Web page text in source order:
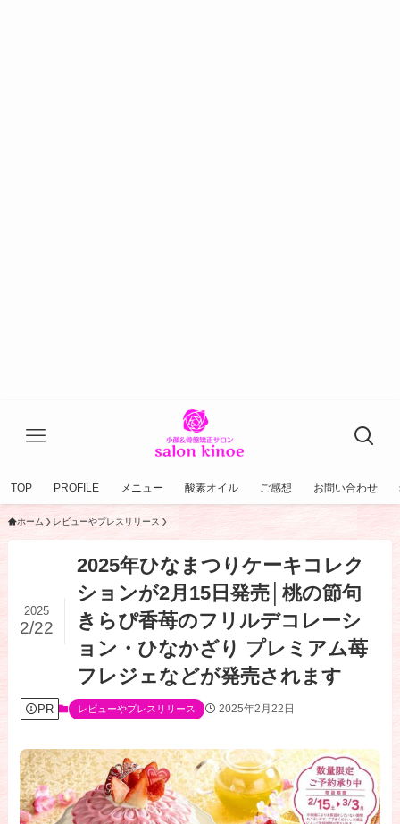
TOP PROFILE メニュー 酸素オイル ご感想 お問い合わせ
ホーム レビューやプレスリリース
2025年ひなまつりケーキコレク
ションが2月15日発売│桃の節句
きらぴ香苺のフリルデコレーシ
ョン・ひなかざり プレミアム苺
フレジェなどが発売されます
2025
2/22
PR レビューやプレスリリース 2025年2月22日